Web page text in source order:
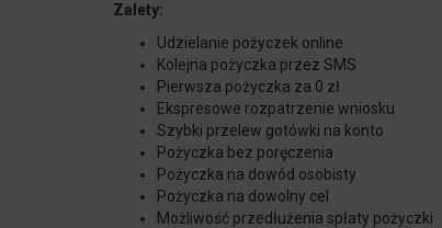
Zalety:
Udzielanie pożyczek online
Kolejna pożyczka przez SMS
Pierwsza pożyczka za 0 zł
Ekspresowe rozpatrzenie wniosku
Szybki przelew gotówki na konto
Pożyczka bez poręczenia
Pożyczka na dowód osobisty
Pożyczka na dowolny cel
Możliwość przedłużenia spłaty pożyczki